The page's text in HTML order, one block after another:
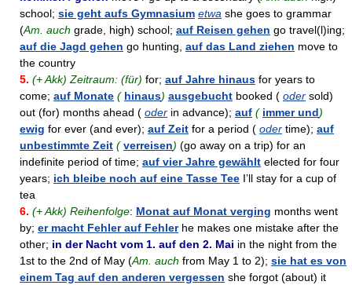
school; sie geht aufs Gymnasium etwa she goes to grammar
(Am. auch grade, high) school; auf Reisen gehen go travel(l)ing;
auf die Jagd gehen go hunting, auf das Land ziehen move to
the country
5. (+ Akk) Zeitraum: (für) for; auf Jahre hinaus for years to
come; auf Monate ( hinaus) ausgebucht booked ( oder sold)
out (for) months ahead ( oder in advance); auf ( immer und)
ewig for ever (and ever); auf Zeit for a period ( oder time); auf
unbestimmte Zeit ( verreisen) (go away on a trip) for an
indefinite period of time; auf vier Jahre gewählt elected for four
years; ich bleibe noch auf eine Tasse Tee I’ll stay for a cup of
tea
6. (+ Akk) Reihenfolge: Monat auf Monat verging months went
by; er macht Fehler auf Fehlerhe makes one mistake after the
other; in der Nacht vom 1. auf den 2. Mai in the night from the
1st to the 2nd of May (Am. auch from May 1 to 2); sie hat es von
einem Tag auf den anderen vergessen she forgot (about) it